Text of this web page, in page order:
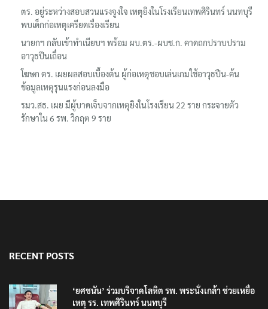
ตร. อยู่ระหว่างสอบสวนแรงจูงใจ เหตุยิงในโรงเรียนเทพศิรินทร์ นนทบุรี
พบเด็กก่อเหตุเครียดเรื่องเรียน
นายกฯ กลับเข้าทำเนียบฯ พร้อม ผบ.ตร.-ผบช.ก. คาดถกปราบปราม
อาวุธปืนเถื่อน
โฆษก ตร. เผยผลสอบเบื้องต้น ผู้ก่อเหตุชอบเล่นเกมใช้อาวุธปืน-ค้น
ข้อมูลเหตุรุนแรงก่อนลงมือ
รมว.สธ. เผย มีผู้บาดเจ็บจากเหตุยิงในโรงเรียน 22 ราย กระจายตัว
รักษาใน 6 รพ. วิกฤต 9 ราย
RECENT POSTS
‘ยศชนัน’ ร่วมบริจาคโลหิต รพ. พระนั่งเกล้า ช่วยเหยื่อ
เหตุ รร. เทพศิรินทร์ นนทบุรี